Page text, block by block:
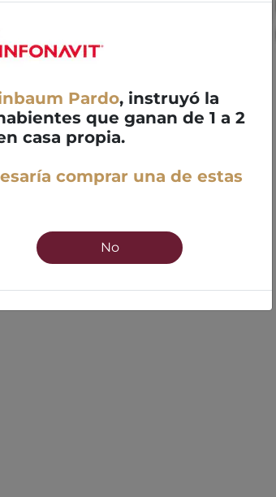
Pardo, instruyó la
que ganan de 1 a 2
casa propia.
comprar una de estas
No